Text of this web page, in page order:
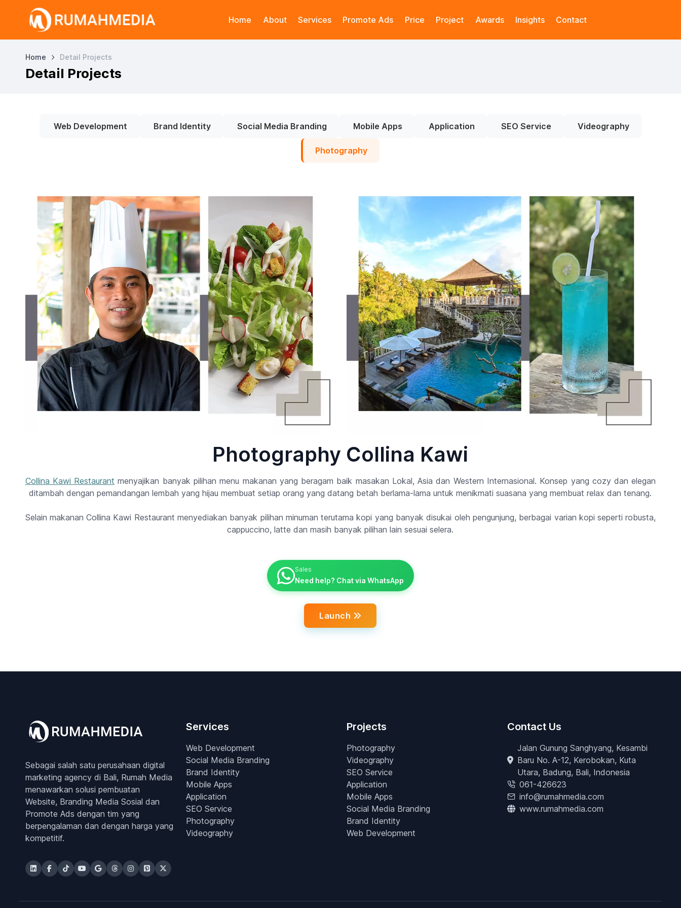
Home About Services Promote Ads Price Project Awards Insights Contact
Home Detail Projects
Detail Projects
Web Development Brand Identity Social Media Branding Mobile Apps Application SEO Service Videography
Photography
Photography Collina Kawi
Collina Kawi Restaurant menyajikan banyak pilihan menu makanan yang beragam baik masakan Lokal, Asia dan Western Internasional. Konsep yang cozy dan elegan
ditambah dengan pemandangan lembah yang hijau membuat setiap orang yang datang betah berlama-lama untuk menikmati suasana yang membuat relax dan tenang.
Selain makanan Collina Kawi Restaurant menyediakan banyak pilihan minuman terutama kopi yang banyak disukai oleh pengunjung, berbagai varian kopi seperti robusta,
cappuccino, latte dan masih banyak pilihan lain sesuai selera.
Sales
Need help? Chat via WhatsApp
Launch
Sebagai salah satu perusahaan digital
marketing agency di Bali, Rumah Media
menawarkan solusi pembuatan
Website, Branding Media Sosial dan
Promote Ads dengan tim yang
berpengalaman dan dengan harga yang
kompetitif.
Services
Web Development
Social Media Branding
Brand Identity
Mobile Apps
Application
SEO Service
Photography
Videography
Projects
Photography
Videography
SEO Service
Application
Mobile Apps
Social Media Branding
Brand Identity
Web Development
Contact Us
Jalan Gunung Sanghyang, Kesambi
Baru No. A-12, Kerobokan, Kuta
Utara, Badung, Bali, Indonesia
061-426623
info@rumahmedia.com
www.rumahmedia.com